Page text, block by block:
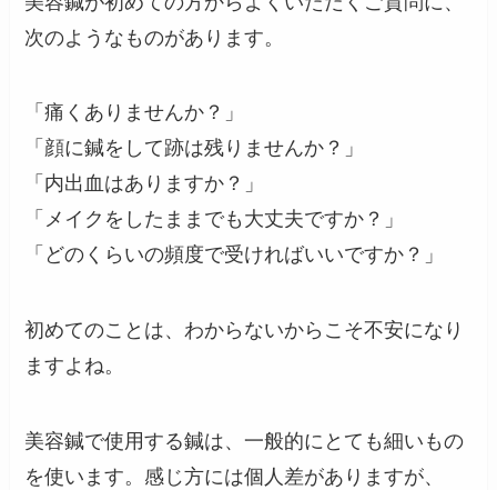
次のようなものがあります。
「痛くありませんか？」
「顔に鍼をして跡は残りませんか？」
「内出血はありますか？」
「メイクをしたままでも大丈夫ですか？」
「どのくらいの頻度で受ければいいですか？」
初めてのことは、わからないからこそ不安になり
ますよね。
美容鍼で使用する鍼は、一般的にとても細いもの
を使います。感じ方には個人差がありますが、